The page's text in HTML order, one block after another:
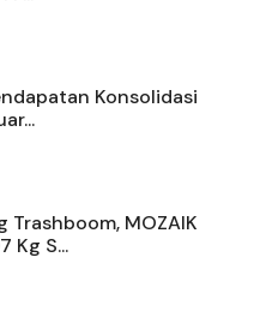
Konsolidasi
Trashboom, MOZAIK
Kg S...